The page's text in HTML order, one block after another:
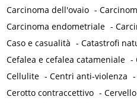
Carcinoma dell'ovaio -
Carcinoma endometriale -
Caso e casualità -Catastrofi
Cefalea e cefalea catameniale -
Cellulite -Centri anti-violenza
Cerotto contraccettivo -